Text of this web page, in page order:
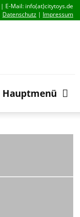
| E-Mail: info(at)citytoys.de
Datenschutz | Impressum
Hauptmenü